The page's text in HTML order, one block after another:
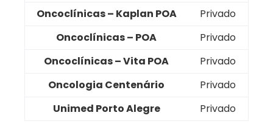
Oncoclínicas – Kaplan POA
Privado
Oncoclínicas – POA
Privado
Oncoclínicas – Vita POA
Privado
Oncologia Centenário
Privado
Unimed Porto Alegre
Privado